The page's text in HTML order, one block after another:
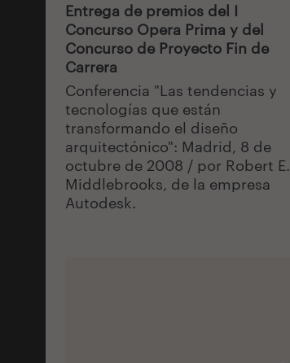
Entrega de premios del I
Concurso Opera Prima y del
Concurso de Proyecto Fin de
Carrera
Conferencia "Las tendencias y
tecnologías que están
transformando el diseño
arquitectónico": Madrid, 8 de
octubre de 2008 / por Robert E.
Middlebrooks, de la empresa
Autodesk.